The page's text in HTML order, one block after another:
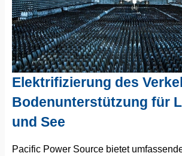
Elektrifizierung des
Bodenunterstützung für
und See
Pacific Power Source bietet